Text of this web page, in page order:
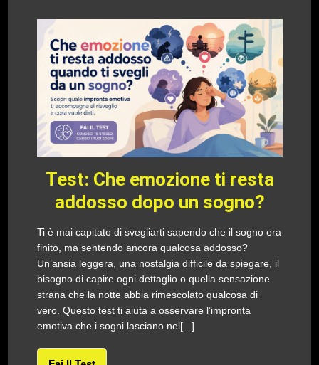
Test: Che emozione ti resta
addosso dopo un sogno?
Ti è mai capitato di svegliarti sapendo che il sogno era
finito, ma sentendo ancora qualcosa addosso?
Un’ansia leggera, una nostalgia difficile da spiegare, il
bisogno di capire ogni dettaglio o quella sensazione
strana che la notte abbia rimescolato qualcosa di
vero. Questo test ti aiuta a osservare l’impronta
emotiva che i sogni lasciano nel[...]